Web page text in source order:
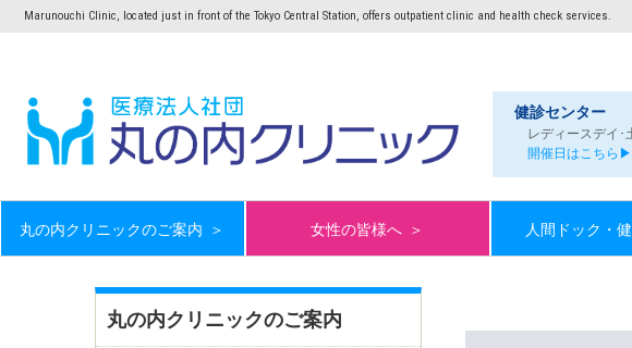
Marunouchi Clinic, located just in front of the Tokyo Central Station, offers outpatient clinic and health check services.
健診センター
レディースデイ･
開催日はこちら▶
丸の内クリニックのご案内 ＞ 女性の皆様へ ＞ 人間ドック・
丸の内クリニックのご案内